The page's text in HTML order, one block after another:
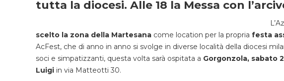
tutta la diocesi. Alle 18 la Messa con
scelto la zona della Martesana come location per la propria festa
AcFest, che di anno in anno si svolge in diverse località della diocesi
soci e simpatizzanti, questa volta sarà ospitata a Gorgonzola, sabato
Luigi in via Matteotti 30.